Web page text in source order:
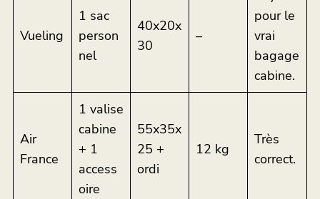
Vueling
1 sac
person
nel
40x20x
30
–
pour le
vrai
bagage
cabine.
Air
France
1 valise
cabine
+ 1
access
oire
55x35x
25 +
ordi
12 kg
Très
correct.